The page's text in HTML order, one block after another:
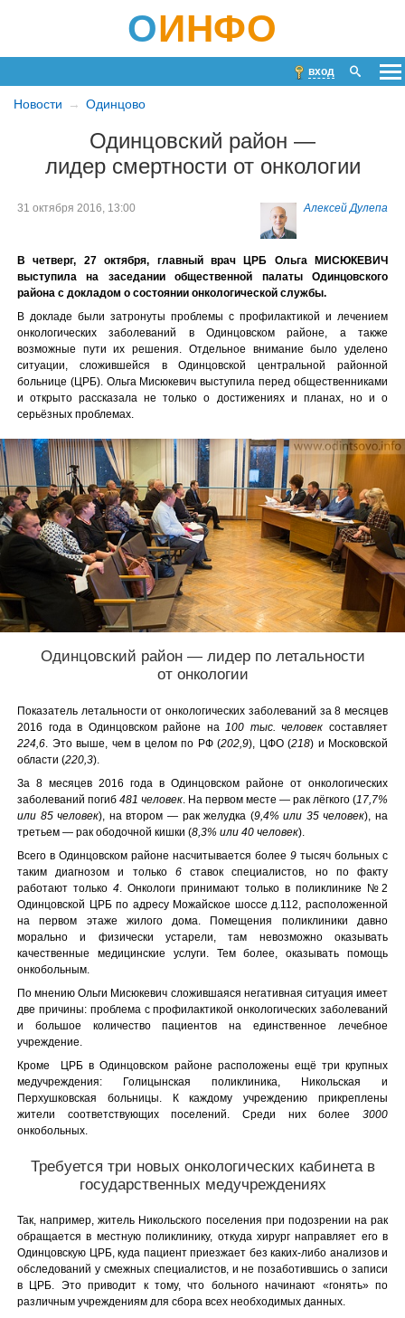
ОИНФО
вход
Новости Одинцово
Одинцовский район —
лидер смертности от онкологии
Алексей Дулепа
31 октября 2016, 13:00
В четверг, 27 октября, главный врач ЦРБ Ольга МИСЮКЕВИЧ
выступила на заседании общественной палаты Одинцовского
района с докладом о состоянии онкологической службы.
В докладе были затронуты проблемы с профилактикой и лечением
онкологических заболеваний в Одинцовском районе, а также
возможные пути их решения. Отдельное внимание было уделено
ситуации, сложившейся в Одинцовской центральной районной
больнице (ЦРБ). Ольга Мисюкевич выступила перед общественниками
и открыто рассказала не только о достижениях и планах, но и о
серьёзных проблемах.
Одинцовский район — лидер по летальности
от онкологии
Показатель летальности от онкологических заболеваний за 8 месяцев
2016 года в Одинцовском районе на 100 тыс. человек составляет
224,6 . Это выше, чем в целом по РФ (202,9), ЦФО (218) и Московской
области (220,3).
За 8 месяцев 2016 года в Одинцовском районе от онкологических
заболеваний погиб 481 человек . На первом месте — рак лёгкого (17,7%
или 85 человек), на втором — рак желудка (9,4% или 35 человек), на
третьем — рак ободочной кишки (8,3% или 40 человек).
Всего в Одинцовском районе насчитывается более 9 тысяч больных с
таким диагнозом и только 6ставок специалистов, но по факту
работают только 4 . Онкологи принимают только в поликлинике №2
Одинцовской ЦРБ по адресу Можайское шоссе д.112, расположенной
на первом этаже жилого дома. Помещения поликлиники давно
морально и физически устарели, там невозможно оказывать
качественные медицинские услуги. Тем более, оказывать помощь
онкобольным.
По мнению Ольги Мисюкевич сложившаяся негативная ситуация имеет
две причины: проблема с профилактикой онкологических заболеваний
и большое количество пациентов на единственное лечебное
учреждение.
Кроме ЦРБ в Одинцовском районе расположены ещё три крупных
медучреждения: Голицынская поликлиника, Никольская и
Перхушковская больницы. К каждому учреждению прикреплены
жители соответствующих поселений. Среди них более 3000
онкобольных.
Требуется три новых онкологических кабинета в
государственных медучреждениях
Так, например, житель Никольского поселения при подозрении на рак
обращается в местную поликлинику, откуда хирург направляет его в
Одинцовскую ЦРБ, куда пациент приезжает без каких-либо анализов и
обследований у смежных специалистов, и не позаботившись о записи
в ЦРБ. Это приводит к тому, что больного начинают «гонять» по
различным учреждениям для сбора всех необходимых данных.